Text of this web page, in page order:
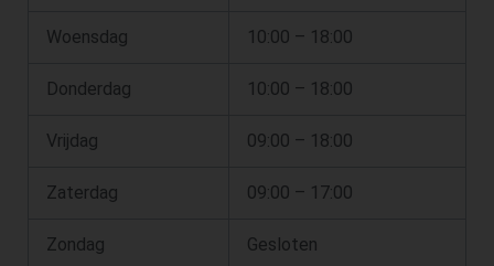
Woensdag 10:00 – 18:00
Donderdag 10:00 – 18:00
Vrijdag 09:00 – 18:00
Zaterdag 09:00 – 17:00
Zondag Gesloten